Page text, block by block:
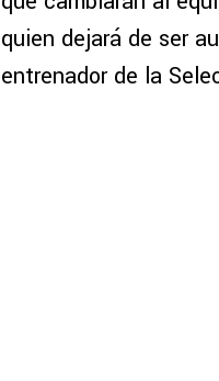
quien dejará de ser
entrenador de la